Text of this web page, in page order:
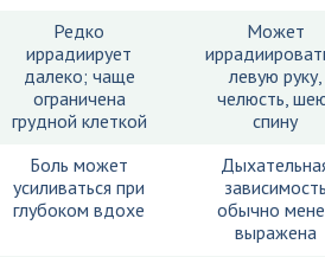
Редко
иррадиирует
далеко; чаще
ограничена
грудной клеткой
Может
левую руку,
челюсть,
спину
Боль может
усиливаться при
глубоком вдохе
обычно
выражена